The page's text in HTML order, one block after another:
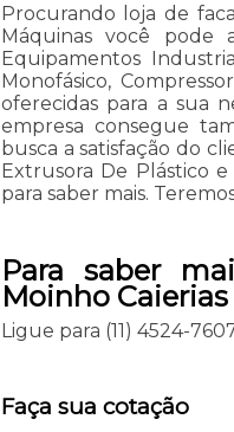
Procurando loja de
Máquinas você pode
Equipamentos
Monofásico,
oferecidas para a sua
empresa consegue
busca a satisfação do
Extrusora De Plástico
para saber mais.
Para saber
Moinho Caierias
Ligue para (11) 4524-
Faça sua cotação